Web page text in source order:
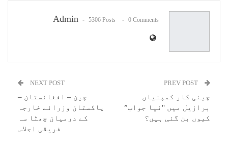
Admin 5306 Posts 0 Comments
چینی کار کمپنیاں
برازیل میں "نیا جواب”
کیوں بن گئی ہیں؟
NEXT POST
چین – افغانستان –
پاکستان وزرائے خارجہ
کے درمیان چھٹا سہ
فریقی اجلاس